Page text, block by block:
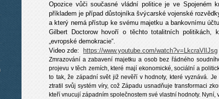
Opozice vůči současné vládní politice je ve Spojeném
příkladem je případ důstojníka švýcarské vojenské
a který nemá přístup ke svému majetku a bankovnímu
Gilbert Doctorow hovoří o těchto totalitních
„evropské demokracie“.
Video zde:
https://www.youtube.com/watch?v=LkcraVlIJsg
Zmrazování a zabavení majetku a osob bez řádného
projevu v těch zemích, které mají ekonomické, sociální a
to tak, že západní svět již nevěří v hodnoty, které vyznává.
ztratil svůj systém víry, což Západu usnadňuje transformaci
kteří vnucují západním společnostem své vlastní hodnoty.